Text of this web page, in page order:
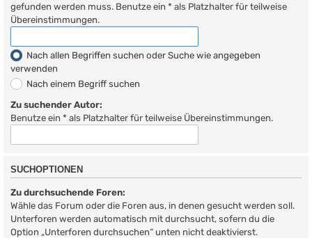
gefunden werden muss. Benutze ein * als Platzhalter für teilweise
Übereinstimmungen.
Nach allen Begriffen suchen oder Suche wie angegeben
verwenden
Nach einem Begriff suchen
Zu suchender Autor:
Benutze ein * als Platzhalter für teilweise Übereinstimmungen.
SUCHOPTIONEN
Zu durchsuchende Foren:
Wähle das Forum oder die Foren aus, in denen gesucht werden soll.
Unterforen werden automatisch mit durchsucht, sofern du die
Option „Unterforen durchsuchen“ unten nicht deaktivierst.